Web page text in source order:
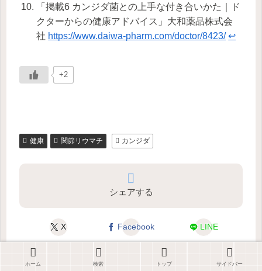
「掲載6 カンジダ菌との上手な付き合いかた｜ド
クターからの健康アドバイス」大和薬品株式会
社 https://www.daiwa-pharm.com/doctor/8423/ ↩︎
+2
健康 関節リウマチ カンジダ
シェアする
X Facebook LINE
ホーム 検索 トップ サイドバー